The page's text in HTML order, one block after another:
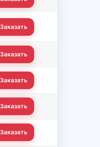
Заказать
Заказать
Заказать
Заказать
Заказать